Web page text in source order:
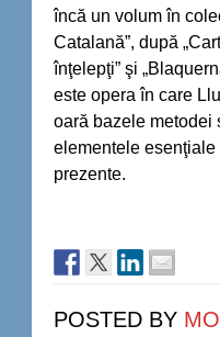
încă un volum în
Catalană”, după
înţelepţi” şi
este opera în care
oară bazele metodei
elementele
prezente.
POSTED BY